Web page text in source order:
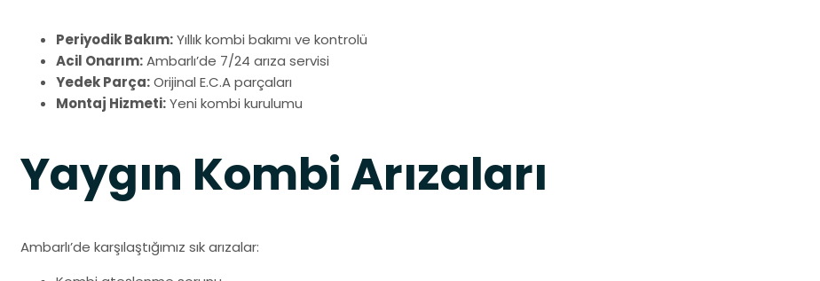
Periyodik Bakım:Yıllık kombi bakımı ve kontrolü
Acil Onarım:Ambarlı’de 7/24 arıza servisi
Yedek Parça:Orijinal E.C.A parçaları
Montaj Hizmeti:Yeni kombi kurulumu
Yaygın Kombi Arızaları
Ambarlı’de karşılaştığımız sık arızalar: